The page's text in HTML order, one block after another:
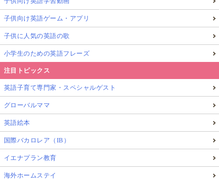
子供向け英語ゲーム・アプリ
子供に人気の英語の歌
小学生のための英語フレーズ
注目トピックス
英語子育て専門家・スペシャルゲスト
グローバルママ
英語絵本
国際バカロレア（IB）
イエナプラン教育
海外ホームステイ